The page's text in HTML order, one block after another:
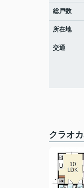
総戸数
所在地
交通
クラオ